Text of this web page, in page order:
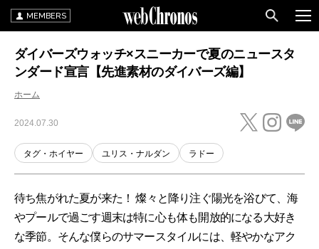
MEMBERS
ダイバーズウォッチ×スニーカーで夏のニュースタ
ンダード宣言【先進素材のダイバーズ編】
ホーム
2024.07.30
タグ・ホイヤー ユリス・ナルダン ラドー
待ち焦がれた夏が来た！ 燦々と降り注ぐ陽光を浴びて、海
やプールで過ごす週末は特に心も体も開放的になる大好き
な季節。そんな僕らのサマースタイルには、軽やかなアク